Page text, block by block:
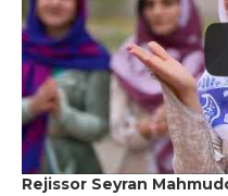
Rejissor Seyran